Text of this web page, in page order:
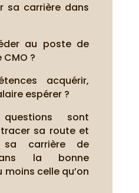
sa carrière dans
au poste de
?
acquérir,
espérer ?
sont
sa route et
sa carrière de
la bonne
celle qu’on